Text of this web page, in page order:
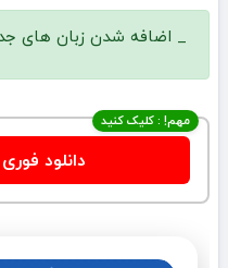
_ اضافه شدن زبان های
مهم! : کلیک کنید
دانلود